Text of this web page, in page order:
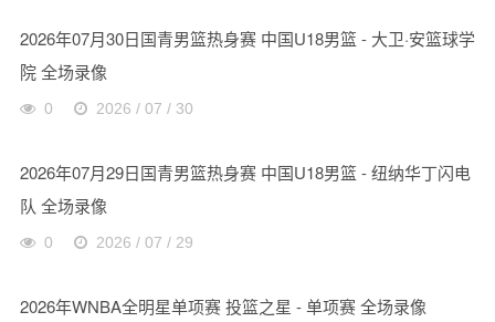
2026年07月30日国青男篮热身赛 中国U18男篮 - 大卫·安篮球学
院 全场录像
0 2026 / 07 / 30
2026年07月29日国青男篮热身赛 中国U18男篮 - 纽纳华丁闪电
队 全场录像
0 2026 / 07 / 29
2026年WNBA全明星单项赛 投篮之星 - 单项赛 全场录像